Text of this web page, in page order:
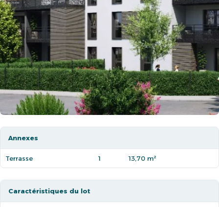
Annexes
Terrasse 1 13,70 m²
Caractéristiques du lot